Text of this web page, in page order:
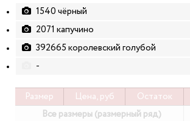
1540 чёрный
2071 капучино
392665 королевский голубой
-
Размер Цена, руб Остаток
Все размеры (размерный ряд)